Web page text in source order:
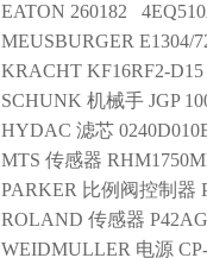
EATON 260182
MEUSBURGER E1304/
KRACHT KF16RF2-D15
SCHUNK 机械手 JGP
HYDAC 滤芯
MTS 传感器
PARKER 比例阀控制器
ROLAND 传感器
WEIDMULLER 电源